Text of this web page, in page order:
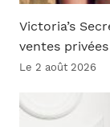
Victoria’s
ventes
Le 2 août 2026